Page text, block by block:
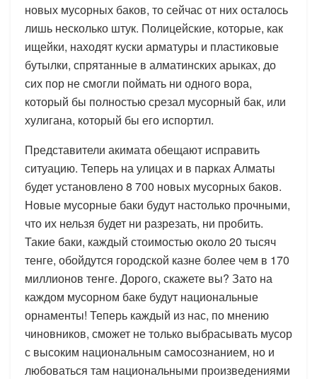
новых мусорных баков, то сейчас от них осталось
лишь несколько штук. Полицейские, которые, как
ищейки, находят куски арматуры и пластиковые
бутылки, спрятанные в алматинских арыках, до
сих пор не смогли поймать ни одного вора,
который бы полностью срезал мусорный бак, или
хулигана, который бы его испортил.
Представители акимата обещают исправить
ситуацию. Теперь на улицах и в парках Алматы
будет установлено 8 700 новых мусорных баков.
Новые мусорные баки будут настолько прочными,
что их нельзя будет ни разрезать, ни пробить.
Такие баки, каждый стоимостью около 20 тысяч
тенге, обойдутся городской казне более чем в 170
миллионов тенге. Дорого, скажете вы? Зато на
каждом мусорном баке будут национальные
орнаменты! Теперь каждый из нас, по мнению
чиновников, сможет не только выбрасывать мусор
с высоким национальным самосознанием, но и
любоваться там национальными произведениями